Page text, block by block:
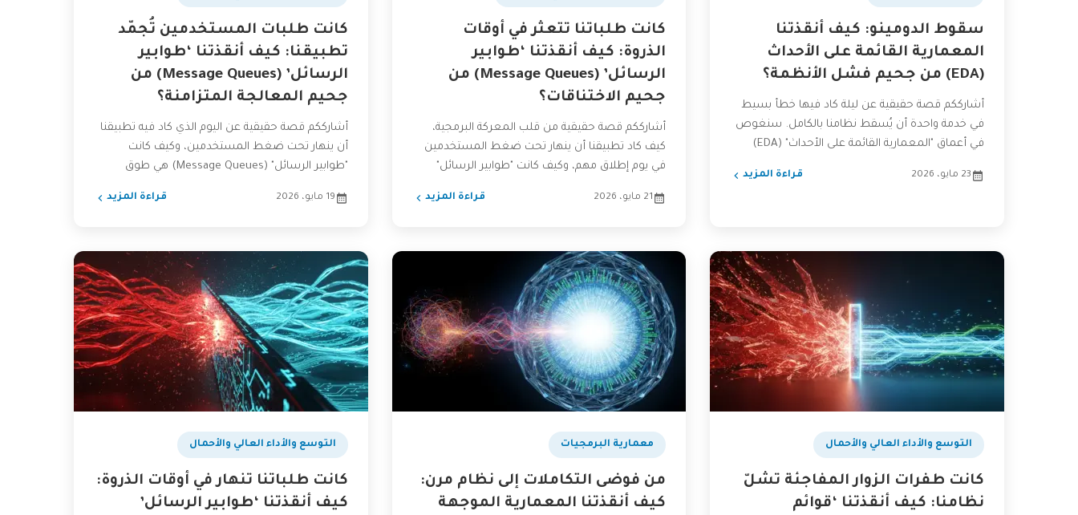
سقوط الدومينو: كيف أنقذتنا
المعمارية القائمة على الأحداث
(EDA) من جحيم فشل الأنظمة؟
أشارككم قصة حقيقية عن ليلة كاد فيها خطأ بسيط
في خدمة واحدة أن يُسقط نظامنا بالكامل. سنغوص
في أعماق "المعمارية القائمة على الأحداث" (EDA)
23 مايو، 2026 قراءة المزيد
كانت طلباتنا تتعثر في أوقات
الذروة: كيف أنقذتنا ‘طوابير
الرسائل’ (Message Queues) من
جحيم الاختناقات؟
أشارككم قصة حقيقية من قلب المعركة البرمجية،
كيف كاد تطبيقنا أن ينهار تحت ضغط المستخدمين
في يوم إطلاق مهم، وكيف كانت "طوابير الرسائل"
21 مايو، 2026 قراءة المزيد
كانت طلبات المستخدمين تُجمّد
تطبيقنا: كيف أنقذتنا ‘طوابير
الرسائل’ (Message Queues) من
جحيم المعالجة المتزامنة؟
أشارككم قصة حقيقية عن اليوم الذي كاد فيه تطبيقنا
أن ينهار تحت ضغط المستخدمين، وكيف كانت
"طوابير الرسائل" (Message Queues) هي طوق
19 مايو، 2026 قراءة المزيد
التوسع والأداء العالي والأحمال
كانت طفرات الزوار المفاجئة تشلّ
نظامنا: كيف أنقذتنا ‘قوائم
​معمارية البرمجيات
من فوضى التكاملات إلى نظام مرن:
كيف أنقذتنا المعمارية الموجهة
التوسع والأداء العالي والأحمال
كانت طلباتنا تنهار في أوقات الذروة:
كيف أنقذتنا ‘طوابير الرسائل’